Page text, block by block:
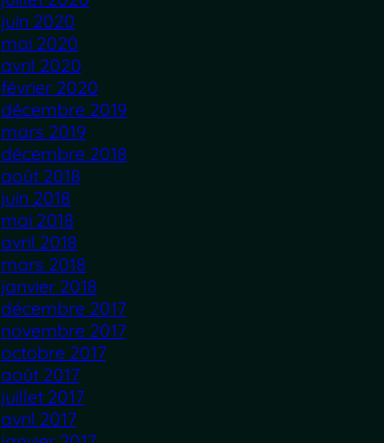
juin 2020
mai 2020
avril 2020
février 2020
décembre 2019
mars 2019
décembre 2018
août 2018
juin 2018
mai 2018
avril 2018
mars 2018
janvier 2018
décembre 2017
novembre 2017
octobre 2017
août 2017
juillet 2017
avril 2017